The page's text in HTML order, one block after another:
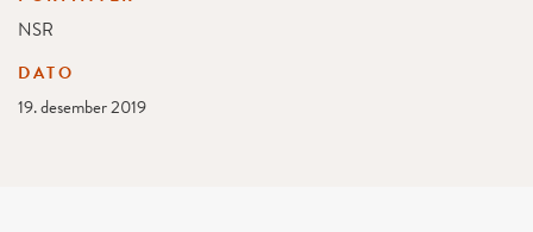
NSR
DATO
19. desember 2019